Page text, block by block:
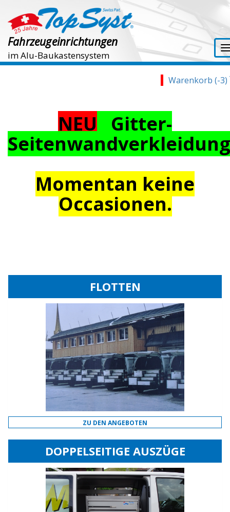
Fahrzeugeinrichtungen
im Alu-Baukastensystem
Warenkorb (-3)
NEU Gitter-
Momentan keine
Occasionen.
FLOTTEN
ZU DEN ANGEBOTEN
DOPPELSEITIGE AUSZÜGE